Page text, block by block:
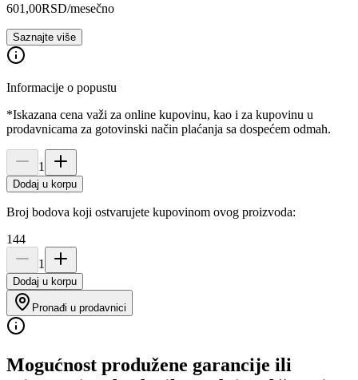
601,00RSD/mesečno
Saznajte više
Informacije o popustu
*Iskazana cena važi za online kupovinu, kao i za kupovinu u
prodavnicama za gotovinski način plaćanja sa dospećem odmah.
1
Dodaj u korpu
Broj bodova koji ostvarujete kupovinom ovog proizvoda:
144
1
Dodaj u korpu
Pronađi u prodavnici
Mogućnost produžene garancije ili